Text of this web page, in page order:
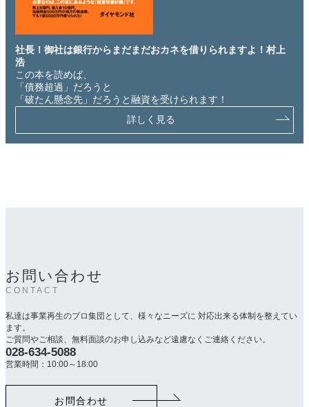
社長！御社は銀行からまだまだおカネを借りられますよ！村上
浩
この本を読めば、
「債務超過」だろうと
「破たん懸念先」だろうと融資を受けられます！
詳しく見る
お問い合わせ
CONTACT
私達は事業再生のプロ集団として、様々なニーズに 対応出来る体制を整えてい
ます。
ご質問やご相談、無料面談のお申し込みなど遠慮なくご連絡ください。
カ
ラ
028-634-5088
営業時間：10:00～18:00
お問合わせ